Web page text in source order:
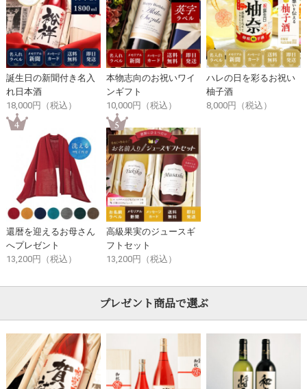
誕生日の新聞付き名入
れ日本酒
18,000円（税込）
本物志向のお祝いワイ
ンギフト
10,000円（税込）
ハレの日を彩るお祝い
柚子酒
8,000円（税込）
還暦を迎えるお母さん
へプレゼント
13,200円（税込）
高級果実のジュースギ
フトセット
13,200円（税込）
プレゼント商品で選ぶ